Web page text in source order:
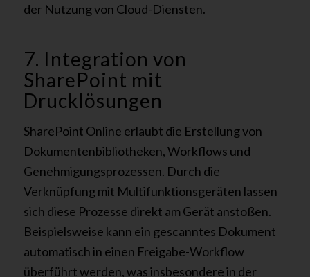
der Nutzung von Cloud-Diensten.
7. Integration von
SharePoint mit
Drucklösungen
SharePoint Online erlaubt die Erstellung von
Dokumentenbibliotheken, Workflows und
Genehmigungsprozessen. Durch die
Verknüpfung mit Multifunktionsgeräten lassen
sich diese Prozesse direkt am Gerät anstoßen.
Beispielsweise kann ein gescanntes Dokument
automatisch in einen Freigabe-Workflow
überführt werden, was insbesondere in der